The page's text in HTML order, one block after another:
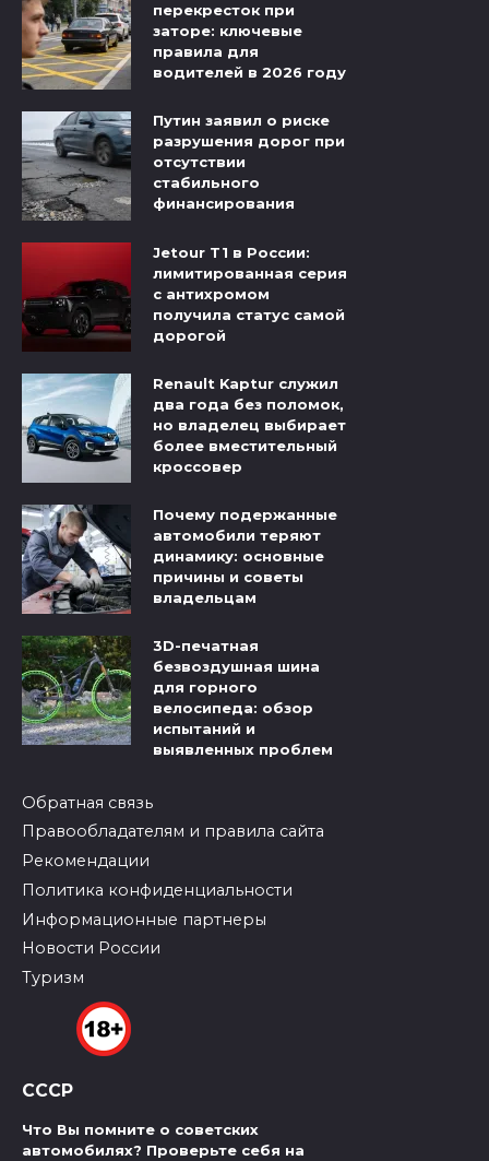
перекресток при
заторе: ключевые
правила для
водителей в 2026 году
Путин заявил о риске
разрушения дорог при
отсутствии
стабильного
финансирования
Jetour T1 в России:
лимитированная серия
с антихромом
получила статус самой
дорогой
Renault Kaptur служил
два года без поломок,
но владелец выбирает
более вместительный
кроссовер
Почему подержанные
автомобили теряют
динамику: основные
причины и советы
владельцам
3D-печатная
безвоздушная шина
для горного
велосипеда: обзор
испытаний и
выявленных проблем
Обратная связь
Правообладателям и правила сайта
Рекомендации
Политика конфиденциальности
Информационные партнеры
Новости России
Туризм
СССР
Что Вы помните о советских
автомобилях? Проверьте себя на